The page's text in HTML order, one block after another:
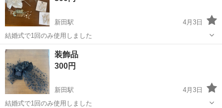
新田駅
4月3日
結婚式で1回のみ使用しました
宮城 登米市 新田駅
装飾品
300円
新田駅
4月3日
結婚式で1回のみ使用しました